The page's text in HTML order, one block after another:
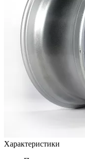
Характеристики